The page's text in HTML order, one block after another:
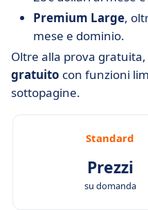
Premium Large,
mese e dominio.
Oltre alla prova
gratuito con funzioni
sottopagine.
Standard
Prezzi
su domanda